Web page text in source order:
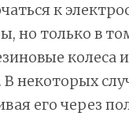
к
но только в
колеса
некоторых
его через